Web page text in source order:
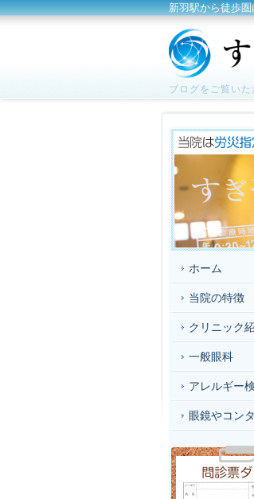
新羽駅から徒歩
ブログをご覧い
ホーム
当院の特徴
クリニック
一般眼科
アレルギー
眼鏡やコン